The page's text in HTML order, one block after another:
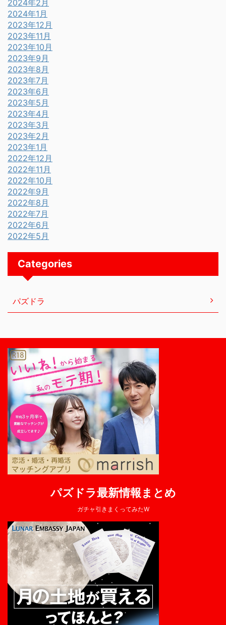
2024年2月
2024年1月
2023年12月
2023年11月
2023年10月
2023年9月
2023年8月
2023年7月
2023年6月
2023年5月
2023年4月
2023年3月
2023年2月
2023年1月
2022年12月
2022年11月
2022年10月
2022年9月
2022年8月
2022年7月
2022年6月
2022年5月
Categories
パズドラ
パズドラ最新情報まとめ
ガチャ引きまくってみたW